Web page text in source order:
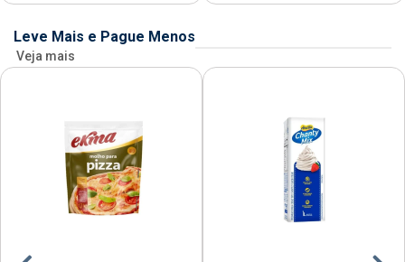
Leve Mais e Pague Menos
Veja mais